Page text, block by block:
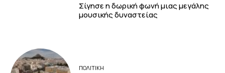
Σίγησε η δωρική φωνή μιας μεγάλης
μουσικής δυναστείας
ΠΟΛΙΤΙΚΗ